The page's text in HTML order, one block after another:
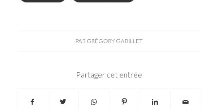
PAR GRÉGORY GABILLET
Partager cet entrée